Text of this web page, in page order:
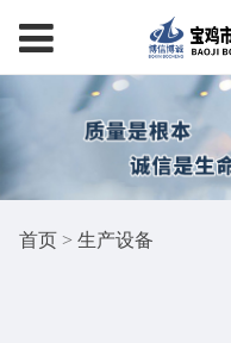
首页> 生产设备